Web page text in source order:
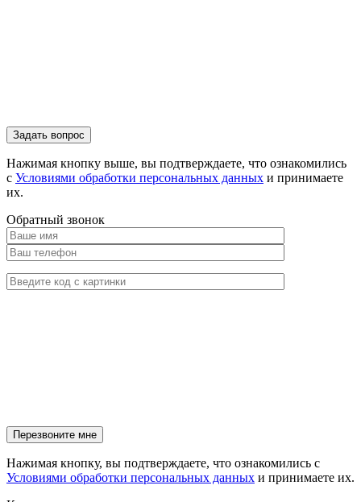
Нажимая кнопку выше, вы подтверждаете, что ознакомились
с Условиями обработки персональных данных и принимаете
их.
Обратный звонок
Нажимая кнопку, вы подтверждаете, что ознакомились с
Условиями обработки персональных данных и принимаете их.